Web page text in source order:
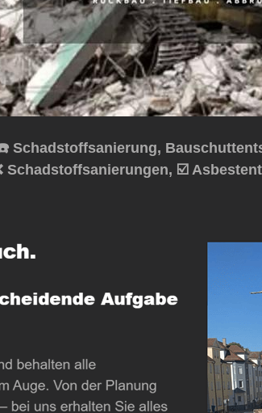
Schadstoffsanierung,
Schadstoffsanierungen, ☑️